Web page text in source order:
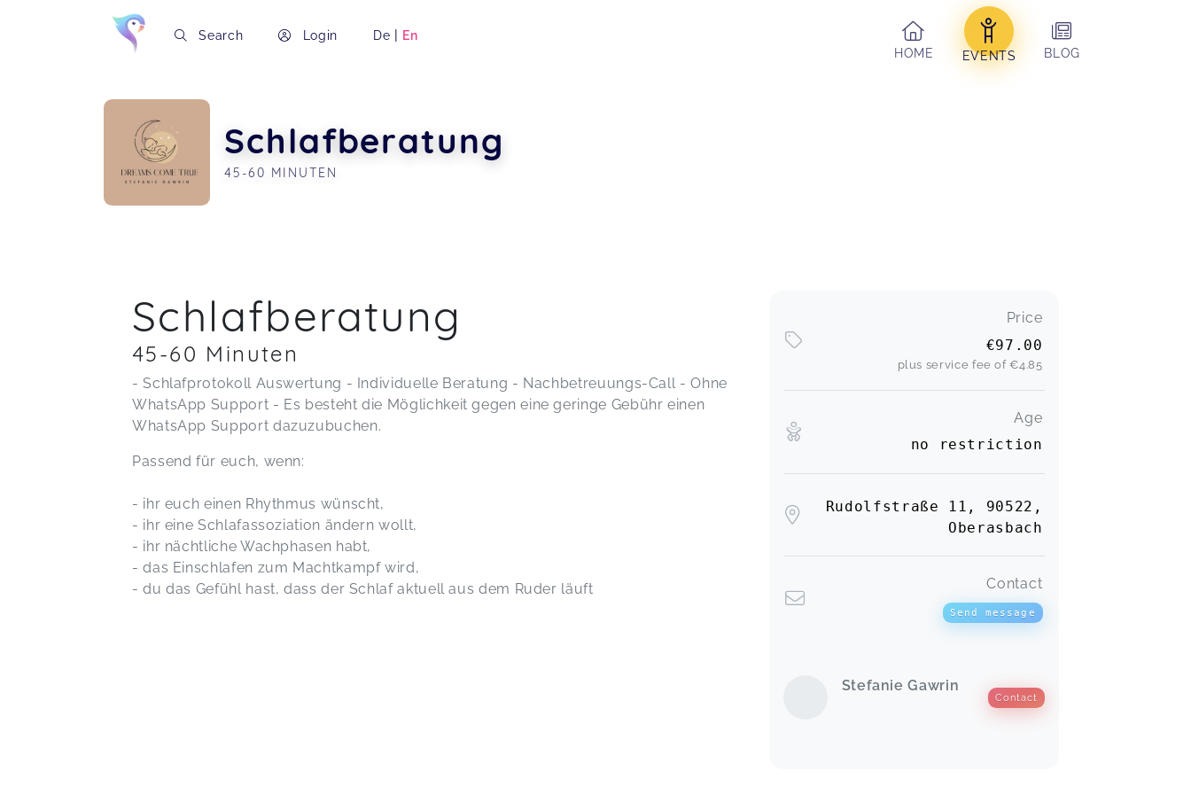
Search Login De | En
HOME
EVENTS BLOG
Schlafberatung
45-60 MINUTEN
Schlafberatung
45-60 Minuten
- Schlafprotokoll Auswertung - Individuelle Beratung - Nachbetreuungs-Call - Ohne
WhatsApp Support - Es besteht die Möglichkeit gegen eine geringe Gebühr einen
WhatsApp Support dazuzubuchen.
Passend für euch, wenn:
- ihr euch einen Rhythmus wünscht,
- ihr eine Schlafassoziation ändern wollt,
- ihr nächtliche Wachphasen habt,
- das Einschlafen zum Machtkampf wird,
- du das Gefühl hast, dass der Schlaf aktuell aus dem Ruder läuft
Price
€97.00
plus service fee of€4.85
Age
no restriction
Rudolfstraße 11, 90522,
Oberasbach
Contact
Send message
Stefanie Gawrin
Contact